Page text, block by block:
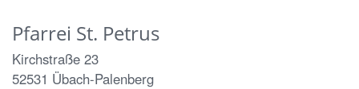
Pfarrei St. Petrus
Kirchstraße 23
52531 Übach-Palenberg